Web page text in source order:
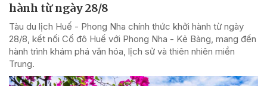
hành từ ngày 28/8
Tàu du lịch Huế - Phong Nha chính thức khởi hành từ ngày
28/8, kết nối Cố đô Huế với Phong Nha - Kẻ Bàng, mang đến
hành trình khám phá văn hóa, lịch sử và thiên nhiên miền
Trung.